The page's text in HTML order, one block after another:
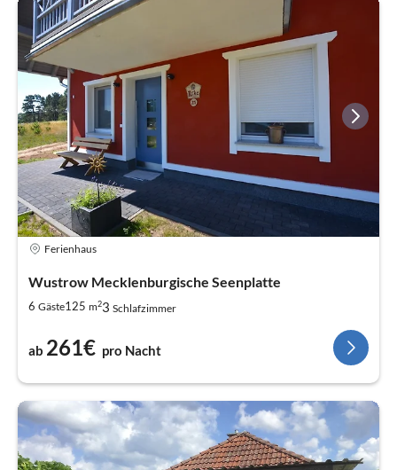
Ferienhaus
Wustrow Mecklenburgische Seenplatte
6 Gäste125 m23 Schlafzimmer
ab 261€ pro Nacht